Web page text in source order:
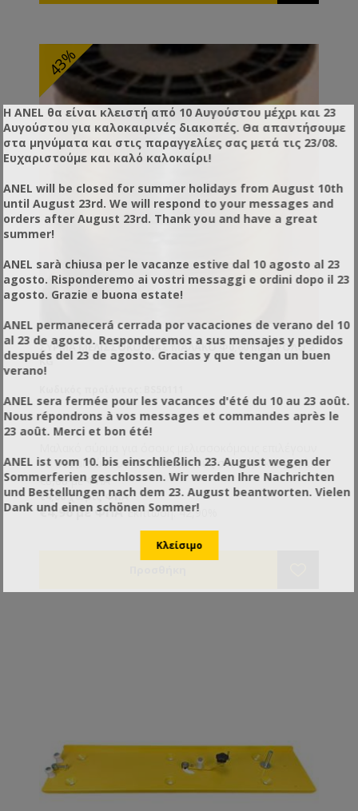
43%
ΣΎΡΜΑ ΜΕΛΙΣΣΟΚΟΜΊΑΣ ΜΑΛΑΚΌ Φ0,60 MM, ΡΟΛΌ 2
KG
να συρματώνουν τα πλαίσιά τους στο χέρι και χωρίς
τη χρήση συσκευής συρμάτωσης.
€8,68 με ΦΠΑ
€4,00 χωρίς ΦΠΑ
€4,96 με ΦΠΑ Έκπτωση: 42,90%
Η ANEL θα είναι κλειστή από 10 Αυγούστου μέχρι και 23
Αυγούστου για καλοκαιρινές διακοπές. Θα απαντήσουμε
στα μηνύματα και στις παραγγελίες σας μετά τις 23/08.
Ευχαριστούμε και καλό καλοκαίρι!
ANEL will be closed for summer holidays from August 10th
until August 23rd. We will respond to your messages and
orders after August 23rd. Thank you and have a great
summer!
ANEL sarà chiusa per le vacanze estive dal 10 agosto al 23
agosto. Risponderemo ai vostri messaggi e ordini dopo il 23
agosto. Grazie e buona estate!
ANEL permanecerá cerrada por vacaciones de verano del 10
al 23 de agosto. Responderemos a sus mensajes y pedidos
después del 23 de agosto. Gracias y que tengan un buen
verano!
ANEL sera fermée pour les vacances d'été du 10 au 23 août.
Nous répondrons à vos messages et commandes après le
23 août. Merci et bon été!
ANEL ist vom 10. bis einschließlich 23. August wegen der
Sommerferien geschlossen. Wir werden Ihre Nachrichten
und Bestellungen nach dem 23. August beantworten. Vielen
Dank und einen schönen Sommer!